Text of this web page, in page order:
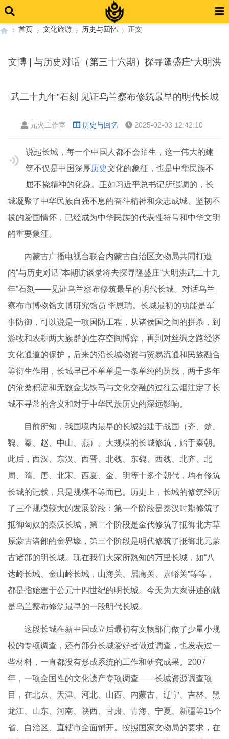
首页 文化旅游 历史与回忆 正文
文博 | 与历史对话（第三十六期）探寻隆盛庄“大明洪
武二十九年”石刻 见证乌兰察布修筑最早的明代长城
元火工作室 历史与回忆 2025-02-03 12:42:10
说起长城，每一个中国人都不会陌生，这一伟大的建
筑不仅是中国深厚历史文化的象征，也是中华民族不
屈不挠精神的化身。正如习近平总书记所强调的，长
城凝聚了中华民族自强不息的奋斗精神和众志成城、坚韧不
拔的爱国情怀，已经成为中华民族的代表性符号和中华文明
的重要象征。
内蒙古广播电视台联合内蒙古自治区文物局共同打造
的“与历史对话”本期访谈录将去探寻隆盛庄“大明洪武二十九
年”石刻——见证乌兰察布修筑最早的明代长城。对话乌兰
察布市博物馆文博研究馆员 李恩瑞。长城最初的功能是军
事防御，可以说是一项国防工程，从诸侯国之间的拼杀，到
游牧和农耕两大族群的生存空间博弈，再到对丝绸之路经济
文化通道的保护，后来的沿长城物资与贸易流通和民族融合
等衍生作用，长城早已不单单是一条单纯的防线，两千多年
的沧桑积淀和无数金戈铁马与文化交融的过往云烟注定了长
城不寻常的含义和对于中华民族历史的深远影响。
目前所知，我国境内最早的长城始建于战国（齐、楚、
魏、秦、赵、中山、燕）。大规模的长城修筑，始于秦朝。
此后，西汉、东汉、西晋、北魏、东魏、西魏、北齐、北
周、隋、唐、北宋、西夏、金、明等十多个朝代，均有修筑
长城的记载，只是规模不等而已。历史上，长城的修筑经历
了三个规模较大的发展阶段：第一个阶段是秦汉时期修筑了
抵御匈奴的秦汉长城，第二个阶段是金代修筑了抵御北方草
原蒙古诸部的金界壕，第三个阶段是明代修筑了抵御北元蒙
古诸部的明长城。现在我们大家所熟知的万里长城，如“八
达岭长城、金山岭长城，山海关、居庸关、嘉峪关”等等，
都是指始建于公元十四世纪的明长城。今天为大家讲述的就
是乌兰察布修筑最早的一段明代长城。
这段长城在新中国成立后最初有文物部门做了少量小规
模的专项调查，还有部分长城爱好者做过调查，也发表过一
些材料，一直都没有形成系统的工作和研究成果。2007
年，一项全国性的文化遗产专项调查——长城资源调查项
目，在北京、天津、河北、山西、内蒙古、辽宁、吉林、黑
龙江、山东、河南、陕西、甘肃、青海、宁夏、新疆等15个
省、自治区、直辖市全面铺开。按照国家文物局的要求，在